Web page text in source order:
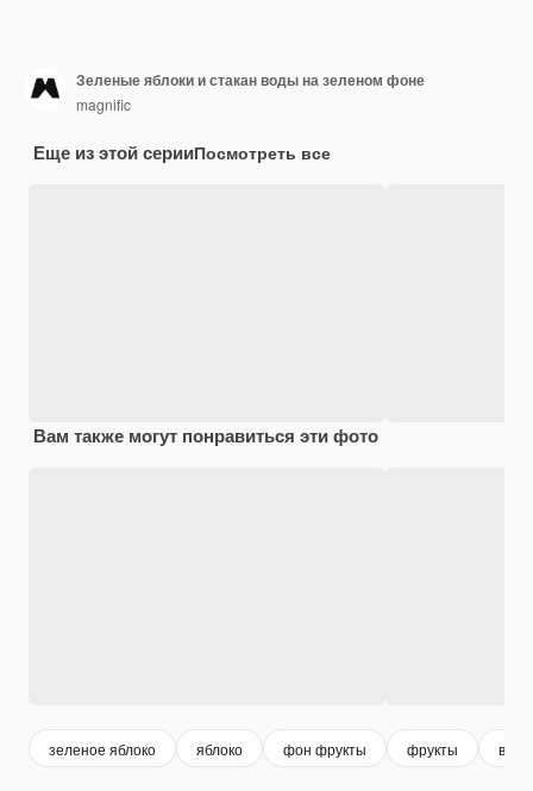
Зеленые яблоки и стакан воды на зеленом фоне
magnific
Еще из этой серииПосмотреть все
Вам также могут понравиться эти фото
зеленое яблоко яблоко фон фрукты фрукты